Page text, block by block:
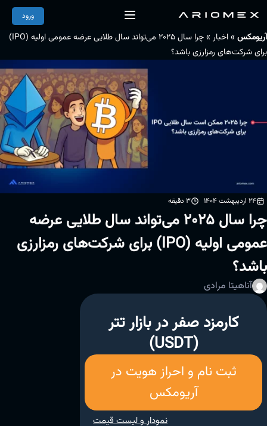
ورود
آریومکس »اخبار »
چرا سال ۲۰۲۵ می‌تواند سال طلایی عرضه عمومی اولیه (IPO)
برای شرکت‌های رمزارزی باشد؟
24 اردیبهشت 1404 3 دقیقه
چرا سال ۲۰۲۵ می‌تواند سال طلایی عرضه
عمومی اولیه (IPO) برای شرکت‌های رمزارزی
باشد؟
آناهیتا مرادی
کارمزد صفر در بازار تتر
(USDT)
ثبت نام و احراز هویت در
آریومکس
نمودار و لیست قیمت